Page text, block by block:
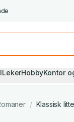
LekerHobbyKontor
/ Klassisk